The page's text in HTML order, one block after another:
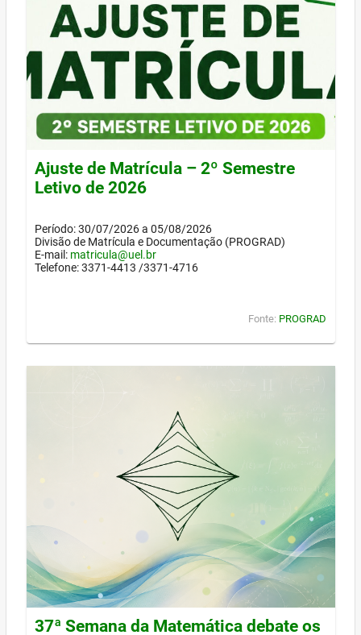
Ajuste de Matrícula – 2º Semestre
Letivo de 2026
Período: 30/07/2026 a 05/08/2026
Divisão de Matrícula e Documentação (PROGRAD)
E-mail: matricula@uel.br
Telefone: 3371-4413 /3371-4716
Fonte: PROGRAD
37ª Semana da Matemática debate os